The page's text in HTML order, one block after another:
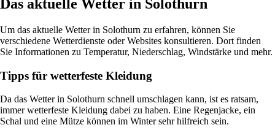
Das aktuelle Wetter in Solothurn
Um das aktuelle Wetter in Solothurn zu erfahren, können Sie
verschiedene Wetterdienste oder Websites konsultieren. Dort finden
Sie Informationen zu Temperatur, Niederschlag, Windstärke und mehr.
Tipps für wetterfeste Kleidung
Da das Wetter in Solothurn schnell umschlagen kann, ist es ratsam,
immer wetterfeste Kleidung dabei zu haben. Eine Regenjacke, ein
Schal und eine Mütze können im Winter sehr hilfreich sein.